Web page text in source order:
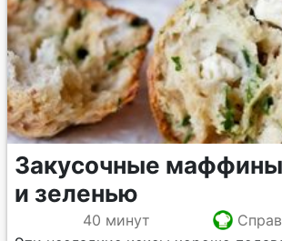
Закусочные
и зеленью
40 минут